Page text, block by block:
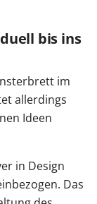
bis ins
im
allerdings
Ideen
in Design
Das